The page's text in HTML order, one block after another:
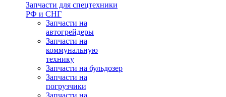
Запчасти для спецтехники
РФ и СНГ
Запчасти на
автогрейдеры
Запчасти на
коммунальную
технику
Запчасти на бульдозер
Запчасти на
погрузчики
Запчасти на